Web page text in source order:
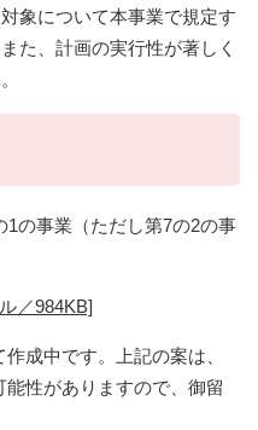
象について本事業で規定す
た、計画の実行性が著しく
の事業（ただし第7の2の事
／984KB]
成中です。上記の案は、
性がありますので、御留